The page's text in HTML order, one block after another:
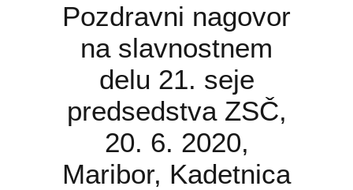
Pozdravni nagovor
na slavnostnem
delu 21. seje
predsedstva ZSČ,
20. 6. 2020,
Maribor, Kadetnica